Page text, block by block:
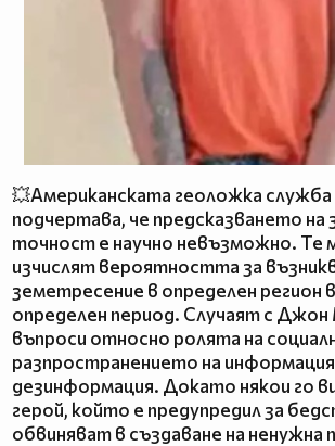
💥Американската геоложка служба
подчертава, че предсказването на
точност е научно невъзможно. Те
изчислят вероятността за
земетресение в определен регион
определен период. Случаят с Джон
въпроси относно ролята на
разпространението на информация
дезинформация. Докато някои го
герой, който е предупредил за
обвиняват в създаване на ненужна